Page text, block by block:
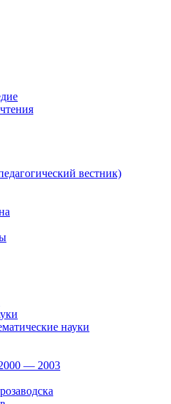
вестник)
науки
— 2003